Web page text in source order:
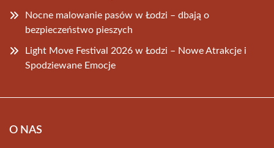
Nocne malowanie pasów w Łodzi – dbają o
bezpieczeństwo pieszych
Light Move Festival 2026 w Łodzi – Nowe Atrakcje i
Spodziewane Emocje
O NAS